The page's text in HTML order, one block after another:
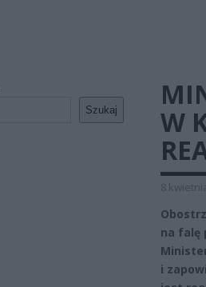
Szukaj
W
8
na falę
i